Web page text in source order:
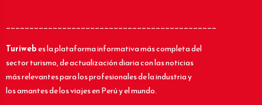
_____________________________________________
Turiwebes la plataforma informativa más completa del
sector turismo, de actualización diaria con las noticias
más relevantes para los profesionales de la industria y
los amantes de los viajes en Perú y el mundo.